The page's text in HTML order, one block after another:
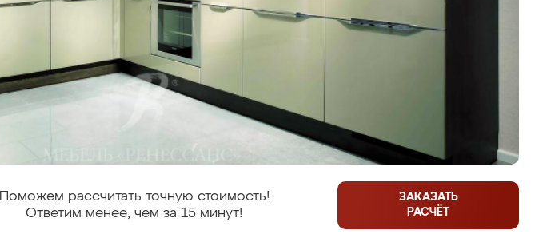
Поможем рассчитать точную стоимость!
Ответим менее, чем за 15 минут!
ЗАКАЗАТЬ
РАСЧЁТ